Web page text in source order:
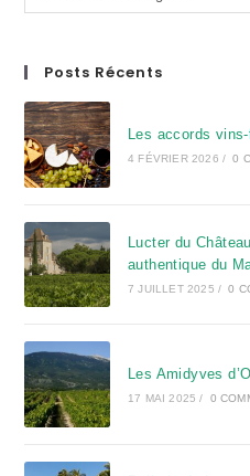
Posts Récents
Les accords
4 FÉVRIER 2026 / 0
Lucter du
authentique du
7 JUILLET 2025 / 0
Les Amidyves
17 MAI 2025 / 0